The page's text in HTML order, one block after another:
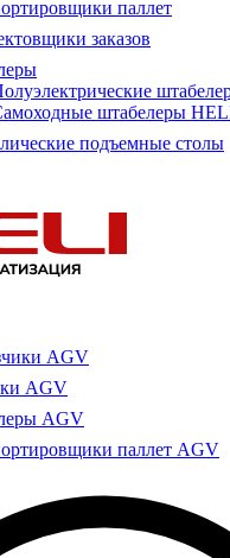
паллет
заказов
штабелеры
подъемные столы
AGV
AGV
AGV
паллет AGV